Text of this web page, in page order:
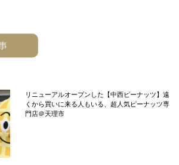
リニューアルオープンした【中西ピーナッツ】遠
くから買いに来る人もいる、超人気ピーナッツ専
門店＠天理市